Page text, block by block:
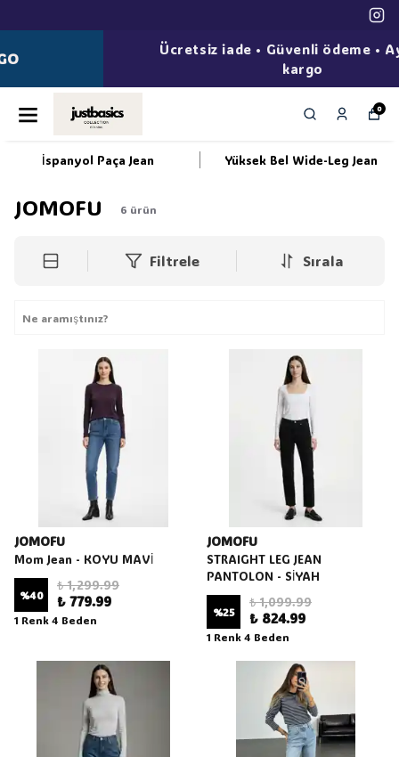
Ücretsiz iade • Güvenli ödeme • Aynı gün
0
İspanyol Paça Jean Yüksek Bel Wide-Leg Jean
JOMOFU 6 ürün
Filtrele Sırala
JOMOFU
Mom Jean - KOYU MAVİ
%40
₺ 1,299.99
₺ 779.99
1 Renk 4 Beden
JOMOFU
STRAIGHT LEG JEAN
PANTOLON - SİYAH
%25
₺ 1,099.99
₺ 824.99
1 Renk 4 Beden